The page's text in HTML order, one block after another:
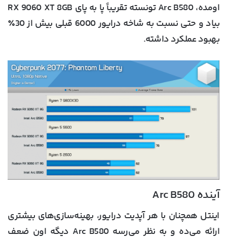
اومده، Arc B580 تونسته تقریباً پا به پای RX 9060 XT 8GB
بیاد و حتی نسبت به شاخه درایور 6000 قبلی بیش از 30٪
بهبود عملکرد داشته.
آینده Arc B580
اینتل همچنان با هر آپدیت درایور، بهینه‌سازی‌های بیشتری
ارائه می‌ده و به نظر می‌رسه Arc B580 دیگه اون ضعف